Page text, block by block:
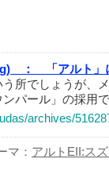
：
「アルト
所でしょうが、
パール」の採用
archives/
マ： アルトEII:ス